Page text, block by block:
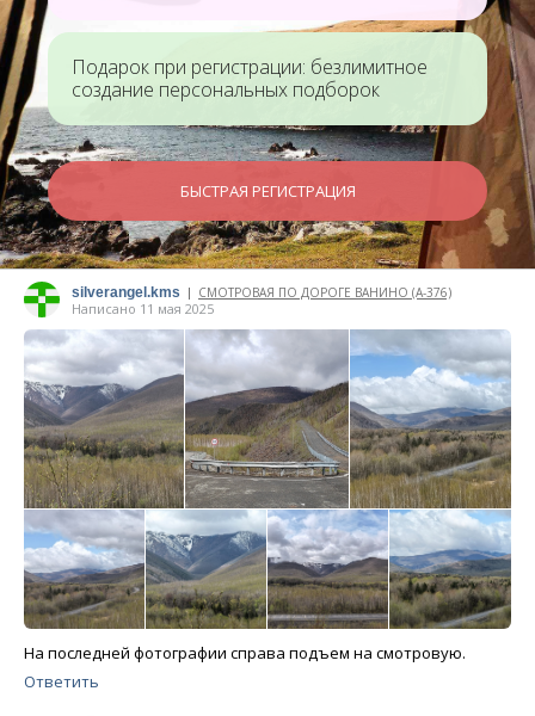
Подарок при регистрации: безлимитное
создание персональных подборок
БЫСТРАЯ РЕГИСТРАЦИЯ
silverangel.kms | СМОТРОВАЯ ПО ДОРОГЕ ВАНИНО (А-376)
Написано 11 мая 2025
На последней фотографии справа подъем на смотровую.
Ответить